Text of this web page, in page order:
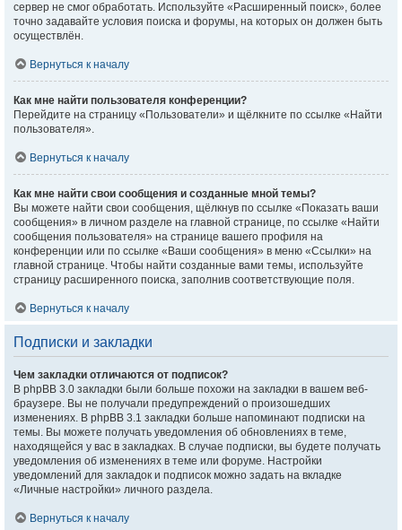
сервер не смог обработать. Используйте «Расширенный поиск», более
точно задавайте условия поиска и форумы, на которых он должен быть
осуществлён.
Вернуться к началу
Как мне найти пользователя конференции?
Перейдите на страницу «Пользователи» и щёлкните по ссылке «Найти
пользователя».
Вернуться к началу
Как мне найти свои сообщения и созданные мной темы?
Вы можете найти свои сообщения, щёлкнув по ссылке «Показать ваши
сообщения» в личном разделе на главной странице, по ссылке «Найти
сообщения пользователя» на странице вашего профиля на
конференции или по ссылке «Ваши сообщения» в меню «Ссылки» на
главной странице. Чтобы найти созданные вами темы, используйте
страницу расширенного поиска, заполнив соответствующие поля.
Вернуться к началу
Подписки и закладки
Чем закладки отличаются от подписок?
В phpBB 3.0 закладки были больше похожи на закладки в вашем веб-
браузере. Вы не получали предупреждений о произошедших
изменениях. В phpBB 3.1 закладки больше напоминают подписки на
темы. Вы можете получать уведомления об обновлениях в теме,
находящейся у вас в закладках. В случае подписки, вы будете получать
уведомления об изменениях в теме или форуме. Настройки
уведомлений для закладок и подписок можно задать на вкладке
«Личные настройки» личного раздела.
Вернуться к началу